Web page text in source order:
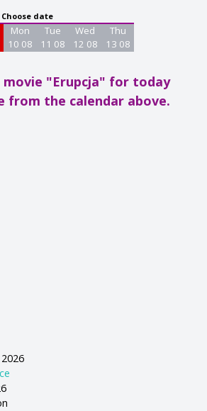
Choose date
Mon
10 08
Tue
11 08
Wed
12 08
Thu
13 08
"Erupcja" for today
from the calendar above.